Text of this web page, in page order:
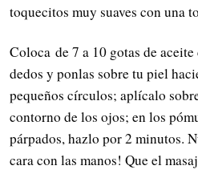
toquecitos muy suaves con una
Coloca de 7 a 10 gotas de
dedos y ponlas sobre tu piel
pequeños círculos; aplícalo
contorno de los ojos; en los
párpados, hazlo por 2 minutos.
cara con las manos! Que el